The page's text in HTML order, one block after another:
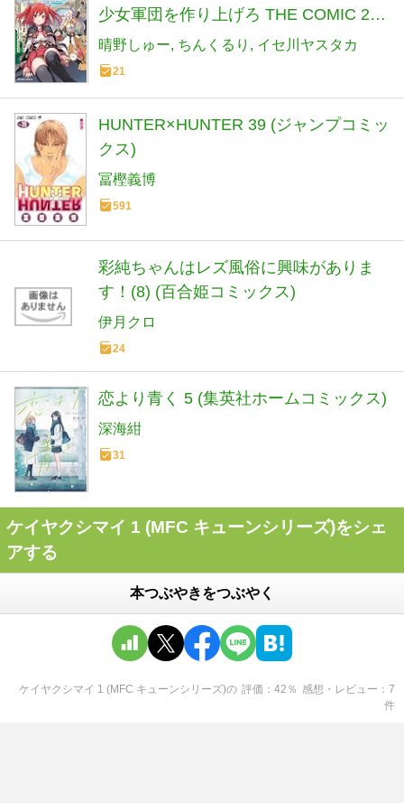
少女軍団を作り上げろ THE COMIC 2
(ライドコミックス)
晴野しゅー ちんくるり イセ川ヤスタカ
21
HUNTER×HUNTER 39 (ジャンプコミッ
クス)
冨樫義博
591
彩純ちゃんはレズ風俗に興味がありま
す！(8) (百合姫コミックス)
伊月クロ
24
恋より青く 5 (集英社ホームコミックス)
深海紺
31
ケイヤクシマイ 1 (MFC キューンシリーズ)をシェ
アする
本つぶやきをつぶやく
ケイヤクシマイ 1 (MFC キューンシリーズ)の 評価 42 ％ 感想・レビュー
7
件